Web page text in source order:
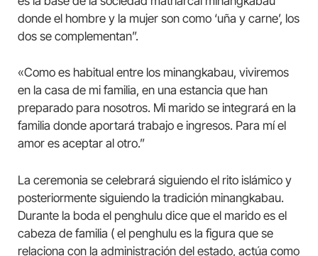
donde el hombre y la mujer son como ‘uña y carne’, los
dos se complementan”.
«Como es habitual entre los minangkabau, viviremos
en la casa de mi familia, en una estancia que han
preparado para nosotros. Mi marido se integrará en la
familia donde aportará trabajo e ingresos. Para mí el
amor es aceptar al otro.”
La ceremonia se celebrará siguiendo el rito islámico y
posteriormente siguiendo la tradición minangkabau.
Durante la boda el penghulu dice que el marido es el
cabeza de familia ( el penghulu es la figura que se
relaciona con la administración del estado, actúa como